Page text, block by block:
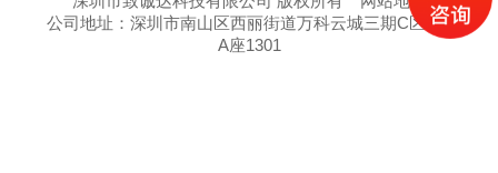
公司地址：深圳市南山区西丽街道万科云城三期C区8栋
A座1301